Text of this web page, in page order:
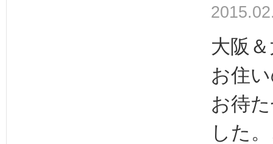
大阪
お住
お待
した